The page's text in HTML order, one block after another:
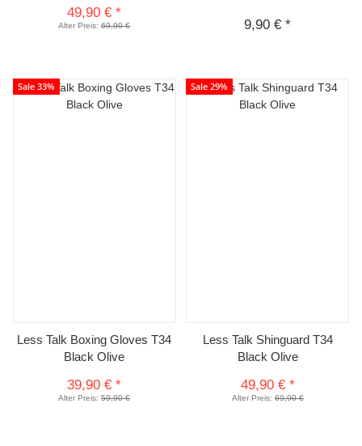
49,90 €*
Alter Preis:69,90 € 9,90 €*
Sale 33%
Less Talk Boxing Gloves T34
Black Olive
39,90 €*
Alter Preis:59,90 €
Sale 29%
Less Talk Shinguard T34
Black Olive
49,90 € *
Alter Preis:69,90 €